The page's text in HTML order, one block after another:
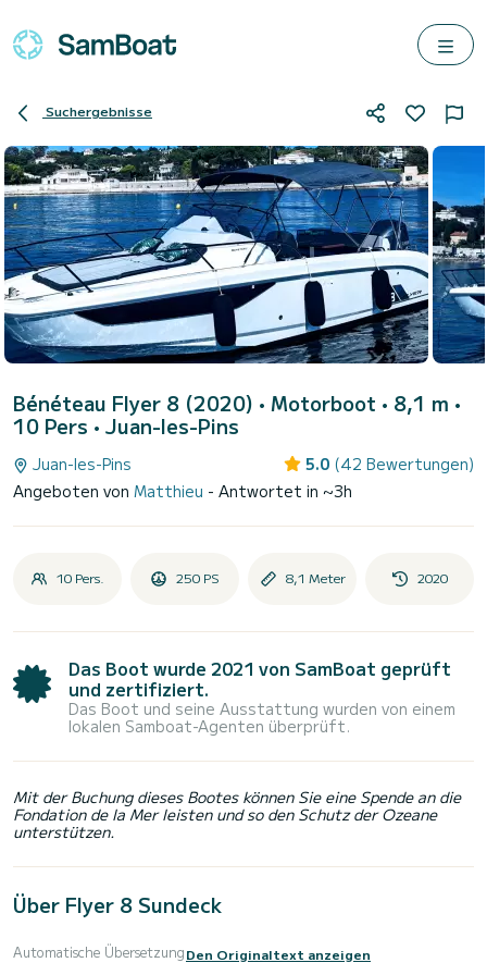
Suchergebnisse
Bénéteau Flyer 8 (2020) • Motorboot • 8,1 m •
10 Pers • Juan-les-Pins
Juan-les-Pins 5.0 (42 Bewertungen)
Angeboten von Matthieu - Antwortet in ~3h
10 Pers. 250 PS 8,1 Meter 2020
Das Boot wurde 2021 von SamBoat geprüft
und zertifiziert.
Das Boot und seine Ausstattung wurden von einem
lokalen Samboat-Agenten überprüft.
Mit der Buchung dieses Bootes können Sie eine Spende an die
Fondation de la Mer leisten und so den Schutz der Ozeane
unterstützen.
Über Flyer 8 Sundeck
Automatische ÜbersetzungDen Originaltext anzeigen